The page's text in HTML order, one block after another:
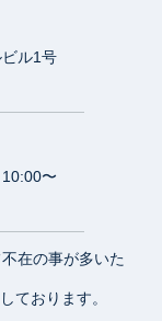
ル1号
〜
在の事が多いた
ております。